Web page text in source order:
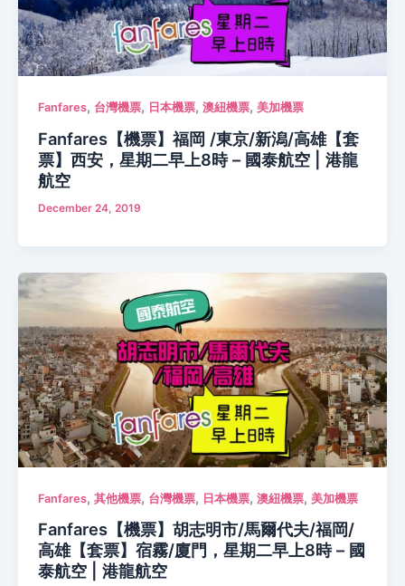
Fanfares, 台灣機票, 日本機票, 澳紐機票, 美加機票
Fanfares【機票】福岡 /東京/新潟/高雄【套
票】西安，星期二早上8時 – 國泰航空 | 港龍
航空
December 24, 2019
Fanfares, 其他機票, 台灣機票, 日本機票, 澳紐機票, 美加機票
Fanfares【機票】胡志明市/馬爾代夫/福岡/
高雄【套票】宿霧/廈門，星期二早上8時 – 國
泰航空 | 港龍航空